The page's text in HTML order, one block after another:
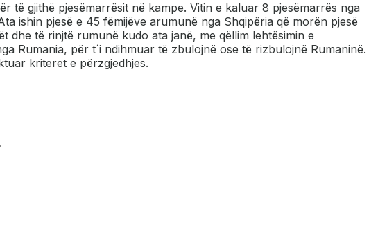
të gjithë pjesëmarrësit në kampe. Vitin e kaluar 8 pjesëmarrës nga
ishin pjesë e 45 fëmijëve arumunë nga Shqipëria që morën pjesë
dhe të rinjtë rumunë kudo ata janë, me qëllim lehtësimin e
Rumania, për t´i ndihmuar të zbulojnë ose të rizbulojnë Rumaninë.
kriteret e përzgjedhjes.